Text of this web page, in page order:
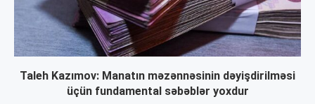
Taleh Kazımov: Manatın məzənnəsinin dəyişdirilməsi
üçün fundamental səbəblər yoxdur